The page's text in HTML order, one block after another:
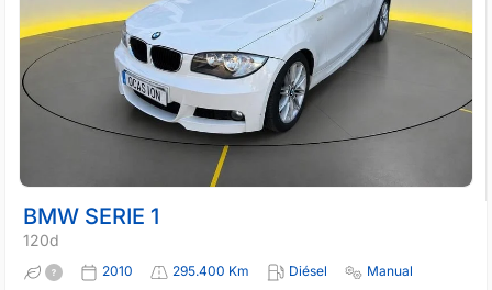
BMW SERIE 1
120d
2010 295.400 Km Diésel
Manual